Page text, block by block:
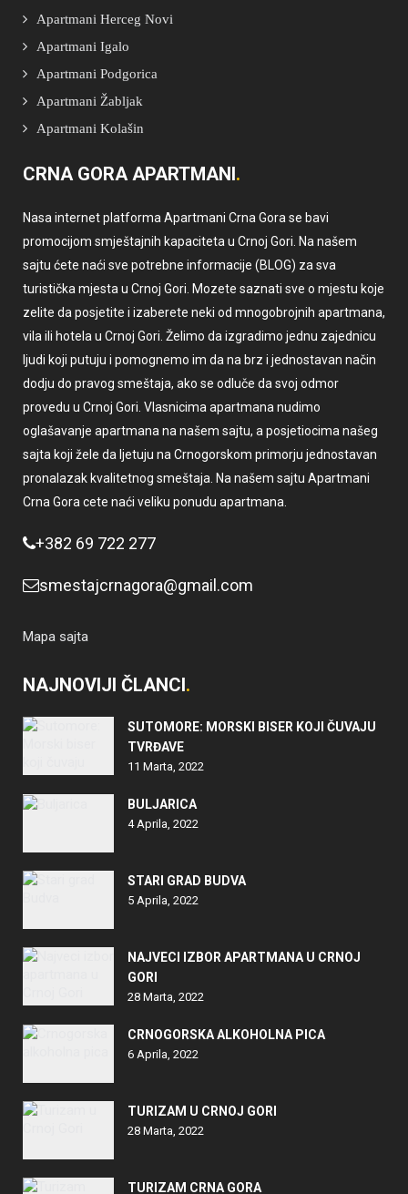
Apartmani Herceg Novi
Apartmani Igalo
Apartmani Podgorica
Apartmani Žabljak
Apartmani Kolašin
CRNA GORA APARTMANI
Nasa internet platforma Apartmani Crna Gora se bavi
promocijom smještajnih kapaciteta u Crnoj Gori. Na našem
sajtu ćete naći sve potrebne informacije (BLOG) za sva
turistička mjesta u Crnoj Gori. Mozete saznati sve o mjestu koje
zelite da posjetite i izaberete neki od mnogobrojnih apartmana,
vila ili hotela u Crnoj Gori. Želimo da izgradimo jednu zajednicu
ljudi koji putuju i pomognemo im da na brz i jednostavan način
dodju do pravog smeštaja, ako se odluče da svoj odmor
provedu u Crnoj Gori. Vlasnicima apartmana nudimo
oglašavanje apartmana na našem sajtu, a posjetiocima našeg
sajta koji žele da ljetuju na Crnogorskom primorju jednostavan
pronalazak kvalitetnog smeštaja. Na našem sajtu Apartmani
Crna Gora cete naći veliku ponudu apartmana.
+382 69 722 277
smestajcrnagora@gmail.com
Mapa sajta
NAJNOVIJI ČLANCI
SUTOMORE: MORSKI BISER KOJI ČUVAJU
TVRĐAVE
11 Marta, 2022
BULJARICA
4 Aprila, 2022
STARI GRAD BUDVA
5 Aprila, 2022
NAJVECI IZBOR APARTMANA U CRNOJ
GORI
28 Marta, 2022
CRNOGORSKA ALKOHOLNA PICA
6 Aprila, 2022
TURIZAM U CRNOJ GORI
28 Marta, 2022
TURIZAM CRNA GORA